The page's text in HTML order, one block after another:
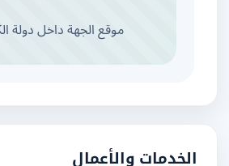
موقع الجهة داخل دولة الكويت
الخدمات والأعمال